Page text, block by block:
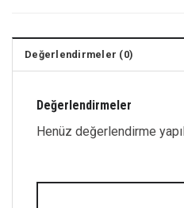
Değerlendirmeler (0)
Değerlendirmeler
Henüz değerlendirme